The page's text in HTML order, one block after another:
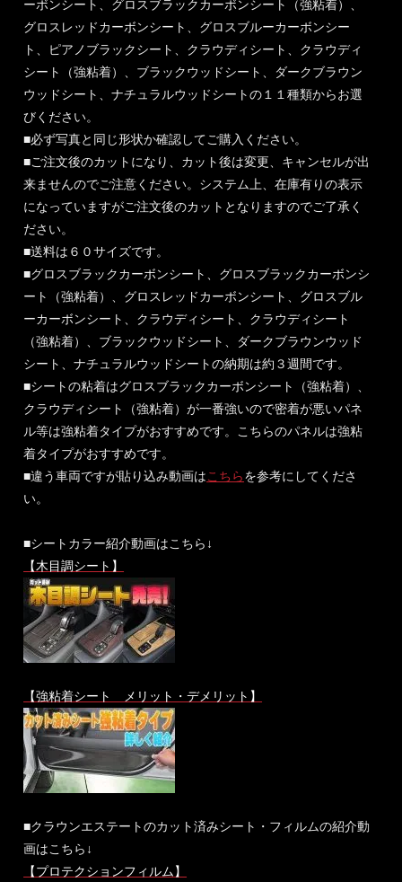
ーボンシート、グロスブラックカーボンシート（強粘着）、
グロスレッドカーボンシート、グロスブルーカーボンシー
ト、ピアノブラックシート、クラウディシート、クラウディ
シート（強粘着）、ブラックウッドシート、ダークブラウン
ウッドシート、ナチュラルウッドシートの１１種類からお選
びください。
■必ず写真と同じ形状か確認してご購入ください。
■ご注文後のカットになり、カット後は変更、キャンセルが出
来ませんのでご注意ください。システム上、在庫有りの表示
になっていますがご注文後のカットとなりますのでご了承く
ださい。
■送料は６０サイズです。
■グロスブラックカーボンシート、グロスブラックカーボンシ
ート（強粘着）、グロスレッドカーボンシート、グロスブル
ーカーボンシート、クラウディシート、クラウディシート
（強粘着）、ブラックウッドシート、ダークブラウンウッド
シート、ナチュラルウッドシートの納期は約３週間です。
■シートの粘着はグロスブラックカーボンシート（強粘着）、
クラウディシート（強粘着）が一番強いので密着が悪いパネ
ル等は強粘着タイプがおすすめです。こちらのパネルは強粘
着タイプがおすすめです。
■違う車両ですが貼り込み動画はこちらを参考にしてくださ
い。
■シートカラー紹介動画はこちら↓
【木目調シート】
【強粘着シート メリット・デメリット】
■クラウンエステートのカット済みシート・フィルムの紹介動
画はこちら↓
【プロテクションフィルム】